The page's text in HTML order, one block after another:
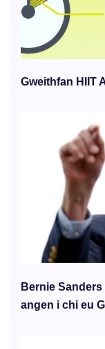
Gweithfan HIIT
Bernie
angen i chi eu